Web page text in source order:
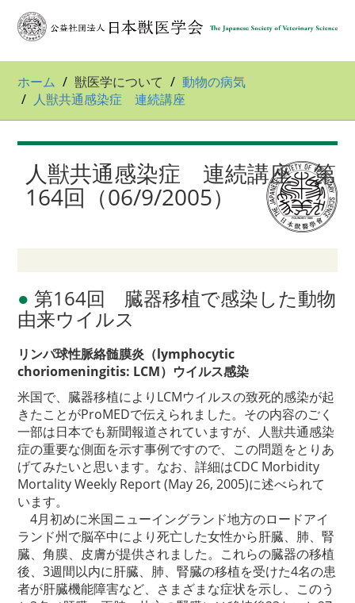
ホーム 獣医学について
動物の病気
人獣共通感染症 連続講座
人獣共通感染症 連続講座 第
164回（06/9/2005）
● 第164回 臓器移植で感染した動物
由来ウイルス
リンパ球性脈絡髄膜炎（lymphocytic
choriomeningitis: LCM）ウイルス感染
米国で、臓器移植によりLCMウイルスの致死的感染が起
きたことがProMEDで伝えられました。その内容のごく
一部は日本でも新聞報道されていますが、人獣共通感染
症の重要な側面を示す事例ですので、この問題をとりあ
げてみたいと思います。なお、詳細はCDC Morbidity
Mortality Weekly Report (May 26, 2005)に述べられて
います。
4月初めに米国ニューイングランド地方のロードアイ
ランド州で脳卒中により死亡した女性から肝臓、肺、腎
臓、角膜、皮膚が提供されました。これらの臓器の移植
後、3週間以内に肝臓、肺、腎臓の移植を受けた4名の患
者が肝臓機能障害など、さまざまな症状を示し、このう